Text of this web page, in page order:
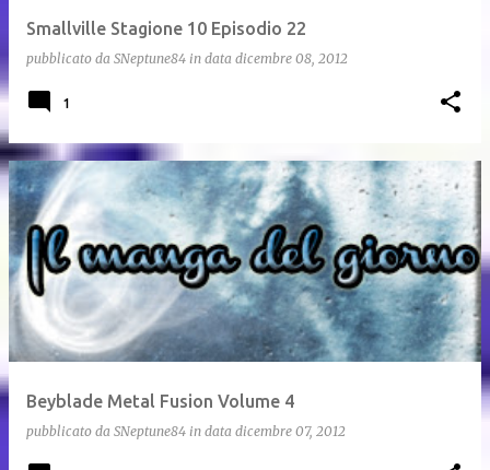
Smallville Stagione 10 Episodio 22
pubblicato da SNeptune84 in data dicembre 08, 2012
1
Beyblade Metal Fusion Volume 4
pubblicato da SNeptune84 in data dicembre 07, 2012